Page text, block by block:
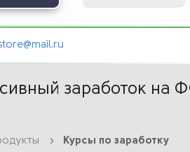
заработок
Курсы по заработку